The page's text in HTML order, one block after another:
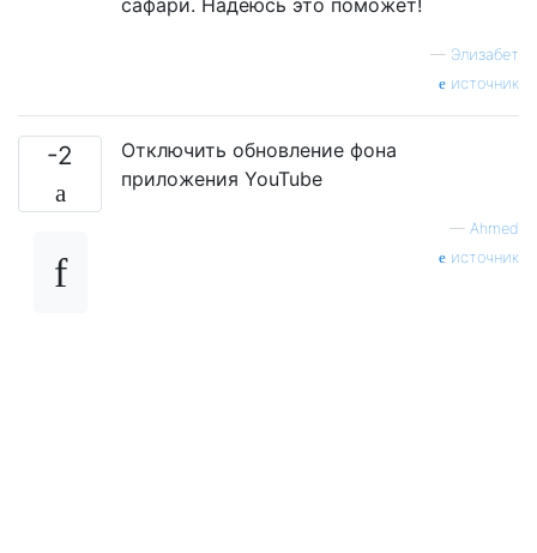
— Элизабет
источник
-2
Отключить обновление фона
приложения YouTube
— Ahmed
источник